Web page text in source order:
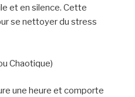
et en silence. Cette
se nettoyer du stress
Chaotique)
une heure et comporte